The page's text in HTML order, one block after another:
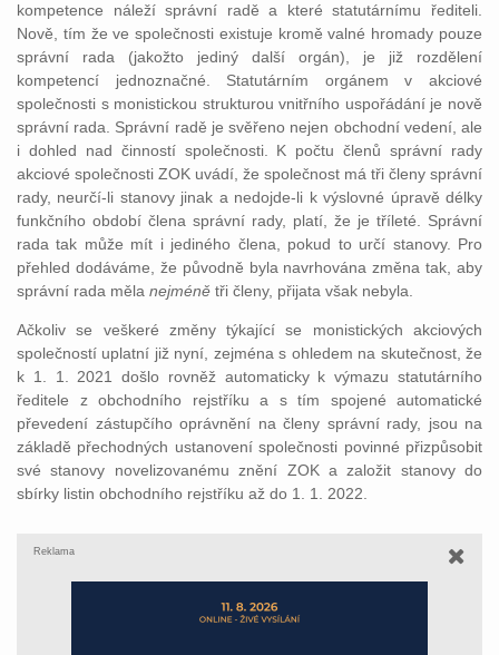
kompetence náleží správní radě a které statutárnímu řediteli.
Nově, tím že ve společnosti existuje kromě valné hromady pouze
správní rada (jakožto jediný další orgán), je již rozdělení
kompetencí jednoznačné. Statutárním orgánem v akciové
společnosti s monistickou strukturou vnitřního uspořádání je nově
správní rada. Správní radě je svěřeno nejen obchodní vedení, ale
i dohled nad činností společnosti. K počtu členů správní rady
akciové společnosti ZOK uvádí, že společnost má tři členy správní
rady, neurčí-li stanovy jinak a nedojde-li k výslovné úpravě délky
funkčního období člena správní rady, platí, že je tříleté. Správní
rada tak může mít i jediného člena, pokud to určí stanovy. Pro
přehled dodáváme, že původně byla navrhována změna tak, aby
správní rada měla nejméně tři členy, přijata však nebyla.
Ačkoliv se veškeré změny týkající se monistických akciových
společností uplatní již nyní, zejména s ohledem na skutečnost, že
k 1. 1. 2021 došlo rovněž automaticky k výmazu statutárního
ředitele z obchodního rejstříku a s tím spojené automatické
převedení zástupčího oprávnění na členy správní rady, jsou na
základě přechodných ustanovení společnosti povinné přizpůsobit
své stanovy novelizovanému znění ZOK a založit stanovy do
sbírky listin obchodního rejstříku až do 1. 1. 2022.
Reklama